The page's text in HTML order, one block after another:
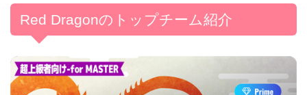
Red Dragonのトップチーム紹介